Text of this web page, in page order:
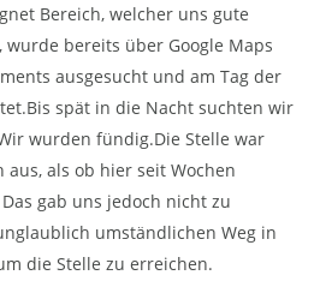
Bereich, welcher uns gute
bereits über Google Maps
ausgesucht und am Tag der
spät in die Nacht suchten wir
wurden fündig.Die Stelle war
als ob hier seit Wochen
gab uns jedoch nicht zu
umständlichen Weg in
die Stelle zu erreichen.